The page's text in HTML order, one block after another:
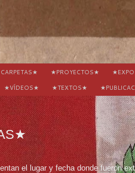
★PROYECTOS★
★VÍDEOS★ ★TEXTOS★
el lugar y fecha donde fueron